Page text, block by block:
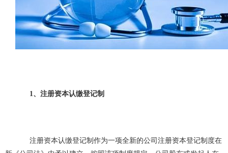
1、注册资本认缴登记制
注册资本认缴登记制作为一项全新的公司注册资本登记制度在